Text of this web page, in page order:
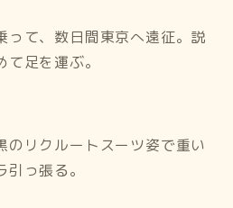
って、数日間東京へ遠征。説
足を運ぶ。
のリクルートスーツ姿で重い
っ張る。